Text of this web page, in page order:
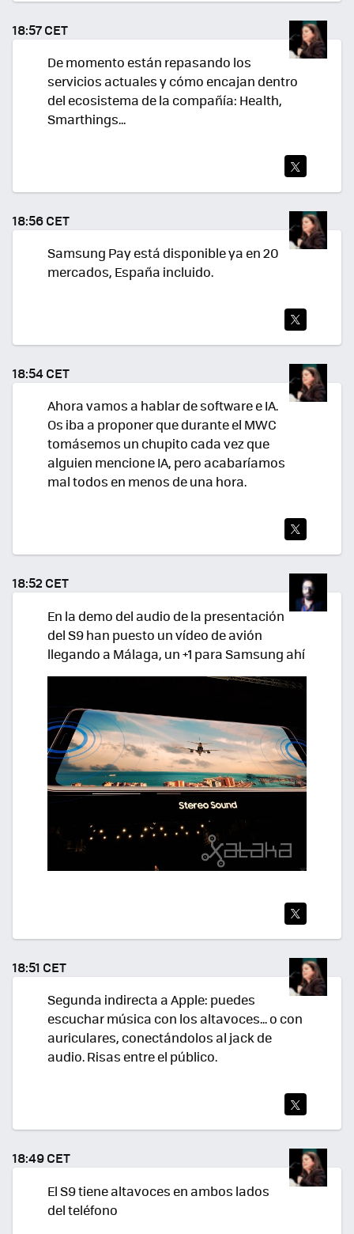
TEA
R
18:57 CET
De momento están repasando los
servicios actuales y cómo encajan dentro
del ecosistema de la compañía: Health,
Smarthings...
TEA
R
18:56 CET
Samsung Pay está disponible ya en 20
mercados, España incluido.
TEA
R
18:54 CET
Ahora vamos a hablar de software e IA.
Os iba a proponer que durante el MWC
tomásemos un chupito cada vez que
alguien mencione IA, pero acabaríamos
mal todos en menos de una hora.
TWI
TEA
R
18:52 CET
En la demo del audio de la presentación
del S9 han puesto un vídeo de avión
llegando a Málaga, un +1 para Samsung ahí
TEA
R
18:51 CET
Segunda indirecta a Apple: puedes
escuchar música con los altavoces... o con
auriculares, conectándolos al jack de
audio. Risas entre el público.
TWI
TEA
R
18:49 CET
El S9 tiene altavoces en ambos lados
del teléfono